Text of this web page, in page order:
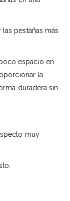
pestañas más
espacio en
la
duradera sin
muy